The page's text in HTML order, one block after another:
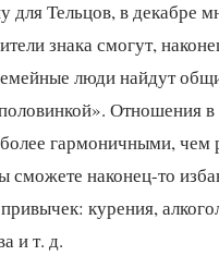
для Тельцов, в декабре
знака смогут,
люди найдут
Отношения в
гармоничными, чем
сможете наконец-то
курения,
и т. д.